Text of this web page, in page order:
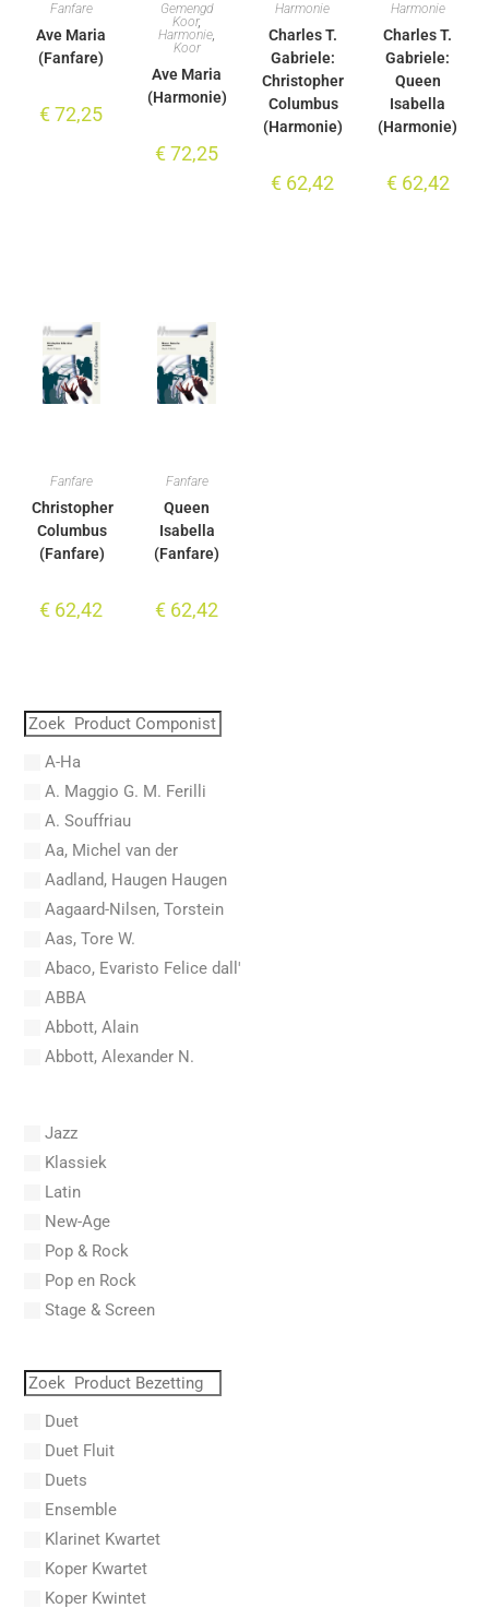
Fanfare
Ave Maria
(Fanfare)
€72,25
Gemengd
Koor,
Harmonie,
Koor
Ave Maria
(Harmonie)
€72,25
Harmonie
Charles T.
Gabriele:
Christopher
Columbus
(Harmonie)
€62,42
Harmonie
Charles T.
Gabriele:
Queen
Isabella
(Harmonie)
€62,42
Fanfare
Christopher
Columbus
(Fanfare)
€ 62,42
Fanfare
Queen
Isabella
(Fanfare)
€ 62,42
A-Ha
A. Maggio G. M. Ferilli
A. Souffriau
Aa, Michel van der
Aadland, Haugen Haugen
Aagaard-Nilsen, Torstein
Aas, Tore W.
Abaco, Evaristo Felice dall'
ABBA
Abbott, Alain
Abbott, Alexander N.
Abel, Lex
Aberg, Johan Ludvig
Aboucaya, Christian
Aboulker, Isabelle
Abraham, Paul
Abrams, Lester
Abreu, Zequinha
Absil, Jean
Abt, Franz Wilhelm
AC/DC
Achleitner, Rudolf
Acker, Dieter
Acosta, Omar
Adam Gorb
Adam, Adolphe Charles
Jazz
Klassiek
Latin
New-Age
Pop & Rock
Pop en Rock
Stage & Screen
Duet
Duet Fluit
Duets
Ensemble
Klarinet Kwartet
Koper Kwartet
Koper Kwintet